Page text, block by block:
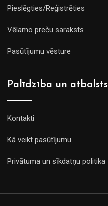
Pieslēgties/Reģistrēties
Vēlamo preču saraksts
Pasūtījumu vēsture
Palīdzība un atbalsts
Kontakti
Kā veikt pasūtījumu
Privātuma un sīkdatņu politika